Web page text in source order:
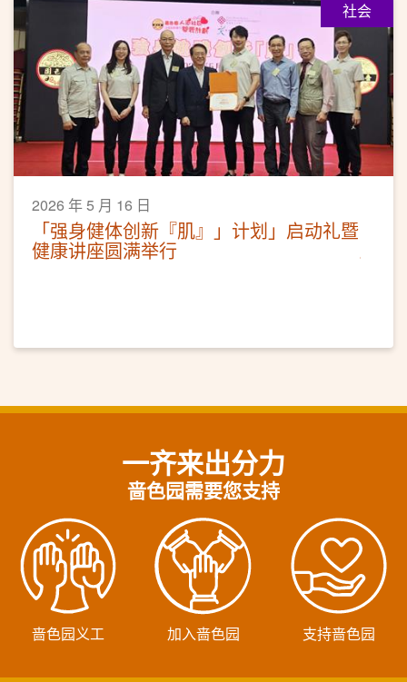
社会
2026 年 5 月 16 日
「强身健体创新『肌』」计划」启动礼暨
健康讲座圆满举行
一齐来出分力
啬色园需要您支持
啬色园义工 加入啬色园 支持啬色园